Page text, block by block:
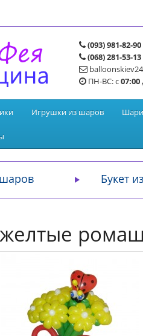
(093) 981-82-90
(068) 281-53-13
ПН-ВС: с07:00
Игрушки из шаров
Букет